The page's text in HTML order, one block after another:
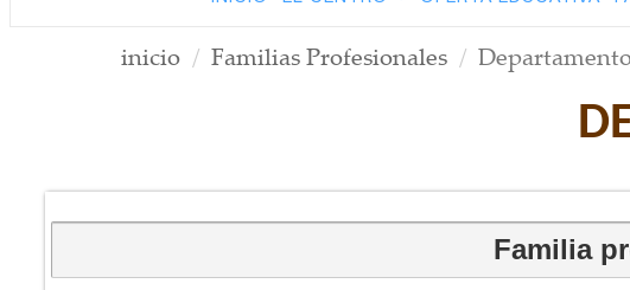
inicio Familias Profesionales
Familia